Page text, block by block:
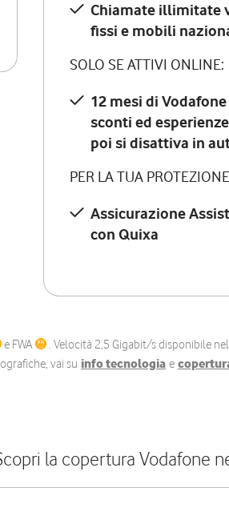
Chiamate illimitate
fissi e mobili
SOLO SE ATTIVI ONLINE:
12 mesi di
sconti ed
poi si disattiva in
PER LA TUA
Assicurazione
con Quixa
e FWA . Velocità 2,5 Gigabit/s disponibile
vai su info tecnologia e
la copertura Vodafone